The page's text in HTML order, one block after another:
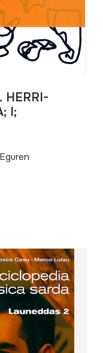
HERRI-
I;